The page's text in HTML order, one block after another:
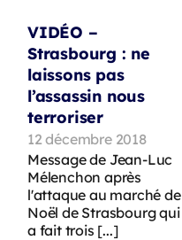
VIDÉO –
Strasbourg : ne
laissons pas
l’assassin nous
terroriser
12 décembre 2018
Message de Jean-Luc
Mélenchon après
l'attaque au marché de
Noël de Strasbourg qui
a fait trois [...]